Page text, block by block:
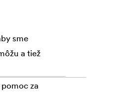
sme
a tiež
za